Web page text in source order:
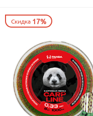
Скидка 17%